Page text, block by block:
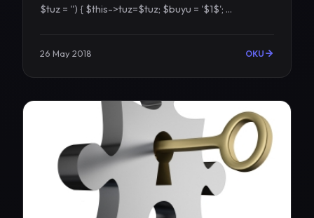
$tuz = '') { $this->tuz=$tuz; $buyu = '$1$'; ...
26 May 2018 OKU